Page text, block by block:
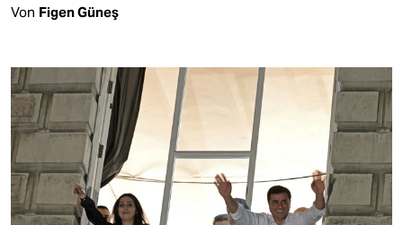
Von Figen Güneş